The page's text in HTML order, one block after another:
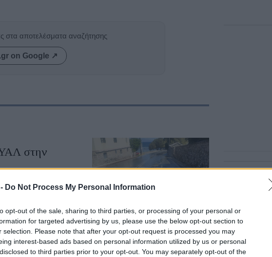
Do Not Process My Personal Information
opt-out of the sale, sharing to third parties, or processing of your personal or
for targeted advertising by us, please use the below opt-out section to
selection. Please note that after your opt-out request is processed you may
interest-based ads based on personal information utilized by us or personal
to third parties prior to your opt-out. You may separately opt-out of the
στα αποτελέσματα αναζήτησης
on Google ↗
στην
Λέσβου και το
των εργασιών
στη Λέσβο